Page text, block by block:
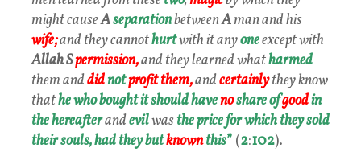
might causeAseparationbetweenAman and his
wife;and they cannothurtwith it anyoneexcept with
Allah Spermission,and they learned whatharmed
them anddidnotprofit them,andcertainlythey know
thathe who bought it should havenoshare ofgoodin
the hereafterandevilwasthe price for which they sold
their souls,had they butknownthis” (2:102).